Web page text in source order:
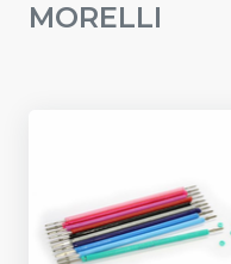
MORELLI